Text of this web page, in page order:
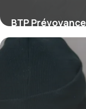
BTP
16 juin 2026